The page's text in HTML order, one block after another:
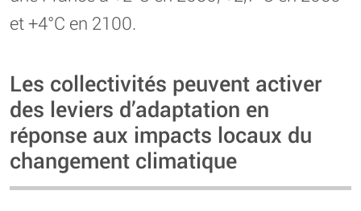
et +4°C en 2100.
Les collectivités peuvent activer
des leviers d’adaptation en
réponse aux impacts locaux du
changement climatique